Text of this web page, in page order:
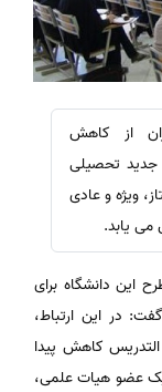
از کاهش
واحد در سال جدید تحصیلی
ویژه و عادی
یابد.
این دانشگاه برای
در این ارتباط،
کاهش پیدا
به این ترتیب که مثلا اگر در سال ۹۵ یک عضو هیات علمی،